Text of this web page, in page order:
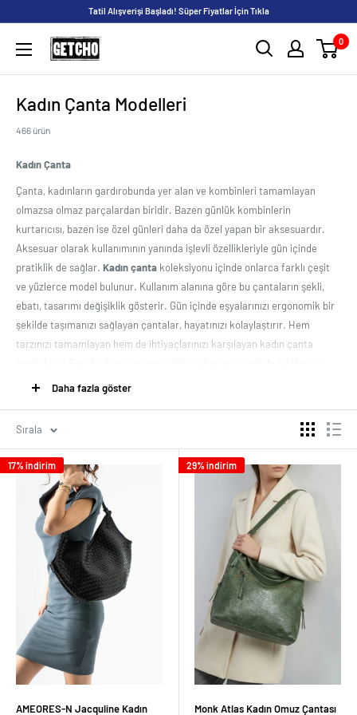
Tatil Alışverişi Başladı! Süper Fiyatlar İçin Tıkla
GETCHO 0
Kadın Çanta Modelleri
466 ürün
Kadın Çanta
Çanta, kadınların gardırobunda yer alan ve kombinleri tamamlayan
olmazsa olmaz parçalardan biridir. Bazen günlük kombinlerin
kurtarıcısı, bazen ise özel günleri daha da özel yapan bir aksesuardır.
Aksesuar olarak kullanımının yanında işlevli özellikleriyle gün içinde
pratiklik de sağlar. Kadın çanta koleksiyonu içinde onlarca farklı çeşit
ve yüzlerce model bulunur. Kullanım alanına göre bu çantaların şekli,
ebatı, tasarımı değişiklik gösterir. Gün içinde eşyalarınızı ergonomik bir
şekilde taşımanızı sağlayan çantalar, hayatınızı kolaylaştırır. Hem
tarzınızı tamamlayan hem de ihtiyaçlarınızı karşılayan kadın çanta
Kalite, şıklık ve uygun fiyattan ödün vermeden alışveriş yaparak çok
Farklı İhtiyaçlara Uygun Kadın Çanta Modelleri
Kadın çanta modelleri
oldukça fazla seçeneğe sahiptir. Kullanım şekli,
tasarım, kumaş çeşidi gibi özelliklerine göre bu modeller çeşitlenir. Gün
içinde kadınların sıklıkla kullandığı çantalar arasında, kol çantaları yer
alır. Geniş iç hacme sahip kol çantaları hem konforlu hem de güvenli bir
şekilde eşyalarınızı taşımanıza izin verir. Gün içinde rahat bir kullanım
için farklı tasarımlara sahip pek çok çanta arasından seçim
yapabilirsiniz. Eğer sportif bir tarza sahipseniz, bel çantaları sizin için
konforlu seçeneklerdendir. Hem görüntüsü ile kombinlerinize eşlik eder
hem de hafif yapısı ile kolay taşınır. Özellikle az eşya taşıyacaksanız bel
çantalarını pratik bir şekilde tercih edebilirsiniz. Ayrıca farklı şekillerde
takılan bel çantaları ile stilinizi daha şık bir şekilde öne çıkarabilirsiniz.
Konforlu kullanım imkanı sunan bir diğer seçenek isekadın yan çanta
modelleridir. Omzunuza asarak rahat bir şekilde kullanabileceğiniz gibi
Daha fazla göster
Sırala
17% indirim
AMEORES-N Jacquline Kadın
29% indirim
Monk Atlas Kadın Omuz Çantası